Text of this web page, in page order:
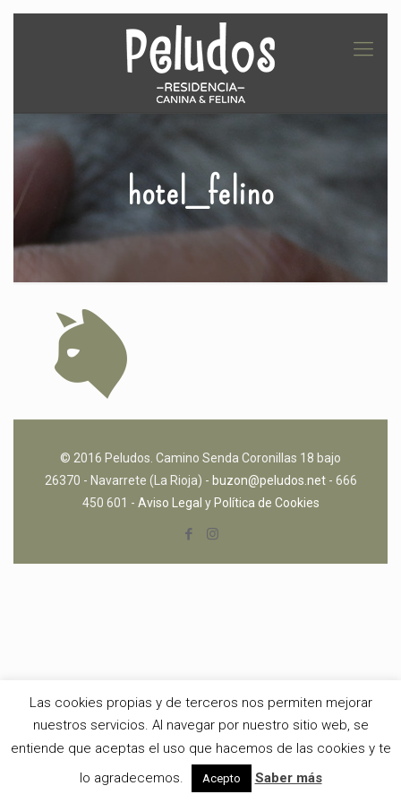
hotel_felino
© 2016 Peludos. Camino Senda Coronillas 18 bajo
26370 - Navarrete (La Rioja) - buzon@peludos.net- 666
450 601 - Aviso Legal y Política de Cookies
Las cookies propias y de terceros nos permiten mejorar
nuestros servicios. Al navegar por nuestro sitio web, se
entiende que aceptas el uso que hacemos de las cookies y te
lo agradecemos.
Acepto Saber más